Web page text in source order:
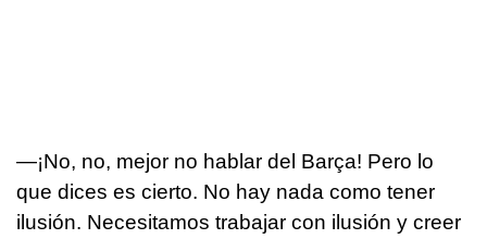
—¡No, no, mejor no hablar del Barça! Pero lo
que dices es cierto. No hay nada como tener
ilusión. Necesitamos trabajar con ilusión y creer